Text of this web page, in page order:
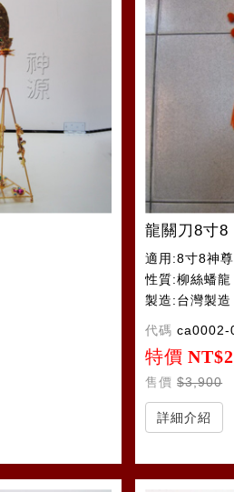
龍關刀8寸8
適用:8寸8神尊
性質:柳絲蟠龍
製造:台灣製造
代碼 ca0002-
特價
售價 $3,900
詳細介紹